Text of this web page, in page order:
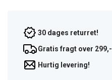
30 dages returret!
Gratis fragt over 299,-
Hurtig levering!